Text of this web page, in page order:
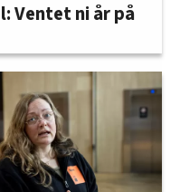
Ventet ni år på